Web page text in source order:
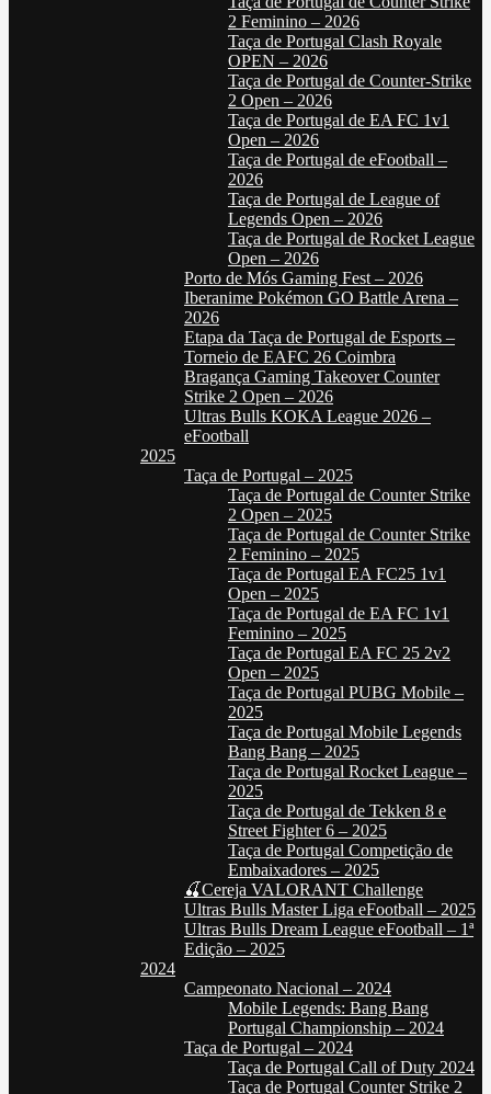
2 Feminino – 2026
Taça de Portugal Clash Royale
OPEN – 2026
Taça de Portugal de Counter-Strike
2 Open – 2026
Taça de Portugal de EA FC 1v1
Open – 2026
Taça de Portugal de eFootball –
2026
Taça de Portugal de League of
Legends Open – 2026
Taça de Portugal de Rocket League
Open – 2026
Porto de Mós Gaming Fest – 2026
Iberanime Pokémon GO Battle Arena –
2026
Etapa da Taça de Portugal de Esports –
Torneio de EAFC 26 Coimbra
Bragança Gaming Takeover Counter
Strike 2 Open – 2026
Ultras Bulls KOKA League 2026 –
eFootball
2025
Taça de Portugal – 2025
Taça de Portugal de Counter Strike
2 Open – 2025
Taça de Portugal de Counter Strike
2 Feminino – 2025
Taça de Portugal EA FC25 1v1
Open – 2025
Taça de Portugal de EA FC 1v1
Feminino – 2025
Taça de Portugal EA FC 25 2v2
Open – 2025
Taça de Portugal PUBG Mobile –
2025
Taça de Portugal Mobile Legends
Bang Bang – 2025
Taça de Portugal Rocket League –
2025
Taça de Portugal de Tekken 8 e
Street Fighter 6 – 2025
Taça de Portugal Competição de
Embaixadores – 2025
🍒Cereja VALORANT Challenge
Ultras Bulls Master Liga eFootball – 2025
Ultras Bulls Dream League eFootball – 1ª
Edição – 2025
2024
Campeonato Nacional – 2024
Mobile Legends: Bang Bang
Portugal Championship – 2024
Taça de Portugal – 2024
Taça de Portugal Call of Duty 2024
Taça de Portugal Counter Strike 2